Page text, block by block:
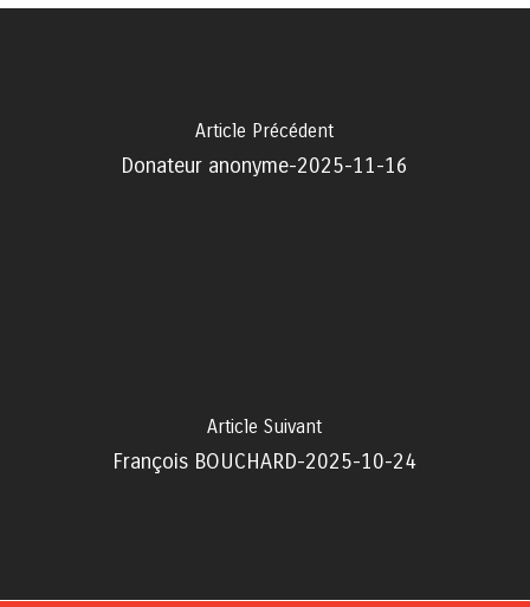
Article Précédent
Donateur anonyme-2025-11-16
Article Suivant
François BOUCHARD-2025-10-24